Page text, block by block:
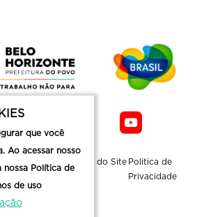
Mapa do Site Politica de
Privacidade
que você
Ao acessar nosso
nossa Política de
de uso